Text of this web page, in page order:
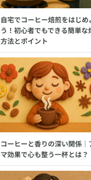
自宅でコーヒー焙煎をはじめ
う！初心者でもできる簡単な
方法とポイント
コーヒーと香りの深い関係｜
マ効果で心も整う一杯とは？